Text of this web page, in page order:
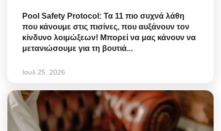
Pool Safety Protocol: Τα 11 πιο συχνά λάθη
που κάνουμε στις πισίνες, που αυξάνουν τον
κίνδυνο λοιμώξεων! Μπορεί να μας κάνουν να
μετανιώσουμε για τη βουτιά...
Ιουλ 25, 2026